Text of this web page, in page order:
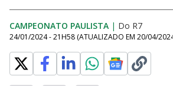
CAMPEONATO PAULISTA | Do R7
24/01/2024 - 21H58 (ATUALIZADO EM 20/04/